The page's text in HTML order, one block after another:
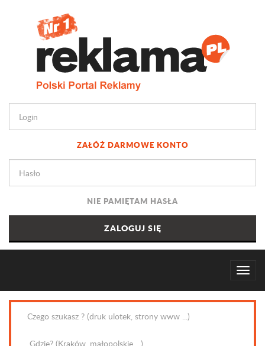
ZAŁÓŻ DARMOWE KONTO
NIE PAMIĘTAM HASŁA